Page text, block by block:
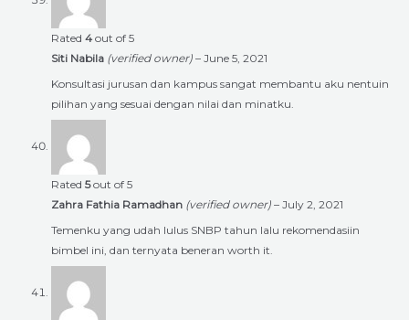
Rated 4 out of 5
Siti Nabila (verified owner) – June 5, 2021
Konsultasi jurusan dan kampus sangat membantu aku nentuin
pilihan yang sesuai dengan nilai dan minatku.
Rated 5out of 5
Zahra Fathia Ramadhan (verified owner) – July 2, 2021
Temenku yang udah lulus SNBP tahun lalu rekomendasiin
bimbel ini, dan ternyata beneran worth it.